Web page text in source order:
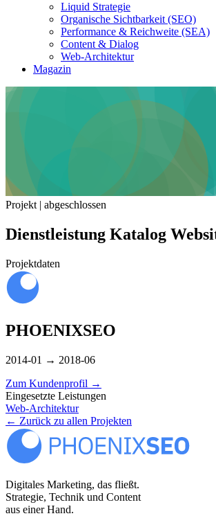
Liquid Strategie
Organische Sichtbarkeit (SEO)
Performance & Reichweite (SEA)
Content & Dialog
Web-Architektur
Magazin
Projekt | abgeschlossen
Dienstleistung Katalog
Projektdaten
PHOENIXSEO
2014-01 → 2018-06
Zum Kundenprofil →
Eingesetzte Leistungen
Web-Architektur
← Zurück zu allen Projekten
Digitales Marketing, das fließt.
Strategie, Technik und Content
aus einer Hand.